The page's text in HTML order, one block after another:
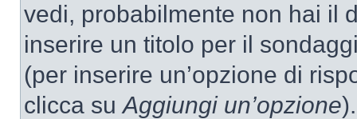
vedi, probabilmente non hai il
inserire un titolo per il
(per inserire un’opzione di
clicca suAggiungi un’opzione